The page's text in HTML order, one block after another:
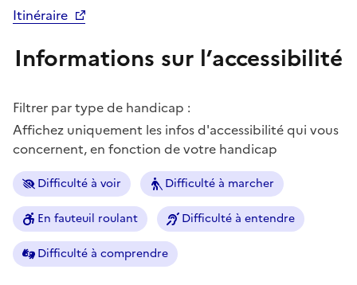
Itinéraire
Informations sur l’accessibilité
Filtrer par type de handicap :
Affichez uniquement les infos d'accessibilité qui vous
concernent, en fonction de votre handicap
Difficulté à voir Difficulté à marcher
En fauteuil roulant Difficulté à entendre
Difficulté à comprendre